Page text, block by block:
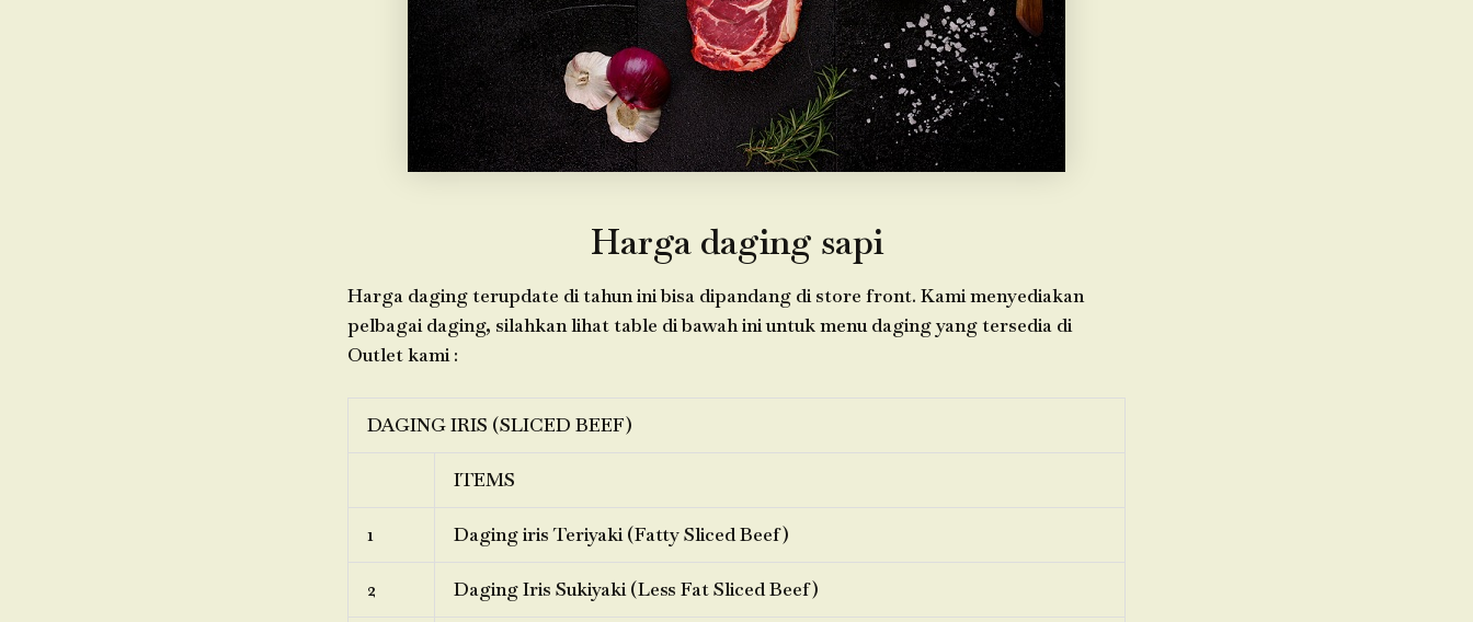
Harga daging sapi
Harga daging terupdate di tahun ini bisa dipandang di store front. Kami menyediakan
pelbagai daging, silahkan lihat table di bawah ini untuk menu daging yang tersedia di
Outlet kami :
DAGING IRIS (SLICED BEEF)
ITEMS
1 Daging iris Teriyaki (Fatty Sliced Beef)
2 Daging Iris Sukiyaki (Less Fat Sliced Beef)